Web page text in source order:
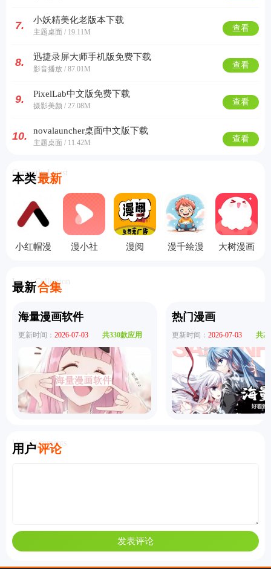
7. 小妖精美化老版本下载
主题桌面 / 19.11M 查看
8. 迅捷录屏大师手机版免费下载
影音播放 / 87.01M 查看
9. PixelLab中文版免费下载
摄影美颜 / 27.08M 查看
10. novalauncher桌面中文版下载
主题桌面 / 11.42M 查看
本类最新
Currently Latest
小红帽漫
漫小社 漫阅
漫千绘漫
大树漫画
最新合集
Latest Collection
海量漫画软件
更新时间： 2026-07-03 共330款应用
热门漫画
更新时间： 2026-07-03 共
用户评论
User Comments